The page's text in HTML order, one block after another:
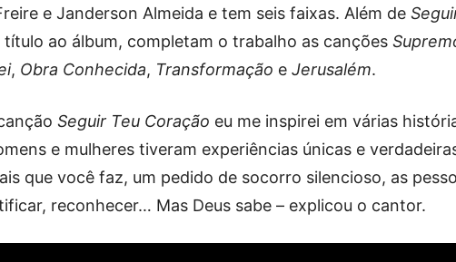
e Janderson Almeida e tem seis faixas. Além de
título ao álbum, completam o trabalho as canções
, Obra Conhecida, Transformação e Jerusalém.
Seguir Teu Coração eu me inspirei em várias
e mulheres tiveram experiências únicas e
que você faz, um pedido de socorro silencioso, as
reconhecer… Mas Deus sabe – explicou o cantor.